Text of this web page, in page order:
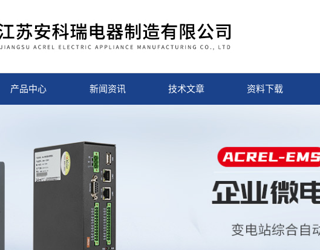
产品中心 新闻资讯 技术文章 资料下载